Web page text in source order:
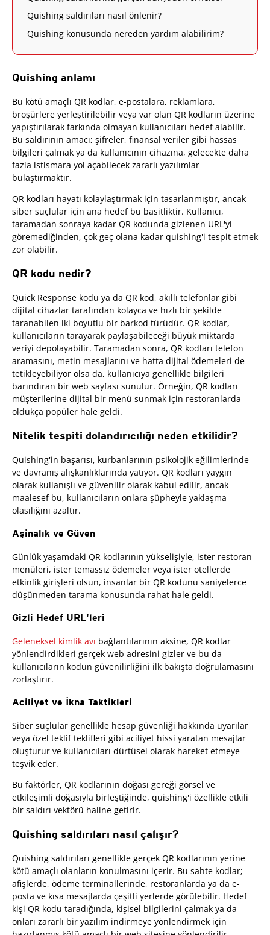
Quishing saldırıları nasıl önlenir?
Quishing konusunda nereden yardım alabilirim?
Quishing anlamı
Bu kötü amaçlı QR kodlar, e-postalara, reklamlara,
broşürlere yerleştirilebilir veya var olan QR kodların üzerine
yapıştırılarak farkında olmayan kullanıcıları hedef alabilir.
Bu saldırının amacı; şifreler, finansal veriler gibi hassas
bilgileri çalmak ya da kullanıcının cihazına, gelecekte daha
fazla istismara yol açabilecek zararlı yazılımlar
bulaştırmaktır.
QR kodları hayatı kolaylaştırmak için tasarlanmıştır, ancak
siber suçlular için ana hedef bu basitliktir. Kullanıcı,
taramadan sonraya kadar QR kodunda gizlenen URL'yi
göremediğinden, çok geç olana kadar quishing'i tespit etmek
zor olabilir.
QR kodu nedir?
Quick Response kodu ya da QR kod, akıllı telefonlar gibi
dijital cihazlar tarafından kolayca ve hızlı bir şekilde
taranabilen iki boyutlu bir barkod türüdür. QR kodlar,
kullanıcıların tarayarak paylaşabileceği büyük miktarda
veriyi depolayabilir. Taramadan sonra, QR kodları telefon
aramasını, metin mesajlarını ve hatta dijital ödemeleri de
tetikleyebiliyor olsa da, kullanıcıya genellikle bilgileri
barındıran bir web sayfası sunulur. Örneğin, QR kodları
müşterilerine dijital bir menü sunmak için restoranlarda
oldukça popüler hale geldi.
Nitelik tespiti dolandırıcılığı neden etkilidir?
Quishing'in başarısı, kurbanlarının psikolojik eğilimlerinde
ve davranış alışkanlıklarında yatıyor. QR kodları yaygın
olarak kullanışlı ve güvenilir olarak kabul edilir, ancak
maalesef bu, kullanıcıların onlara şüpheyle yaklaşma
olasılığını azaltır.
Aşinalık ve Güven
Günlük yaşamdaki QR kodlarının yükselişiyle, ister restoran
menüleri, ister temassız ödemeler veya ister otellerde
etkinlik girişleri olsun, insanlar bir QR kodunu saniyelerce
düşünmeden tarama konusunda rahat hale geldi.
Gizli Hedef URL'leri
Geleneksel kimlik avı bağlantılarının aksine, QR kodlar
yönlendirdikleri gerçek web adresini gizler ve bu da
kullanıcıların kodun güvenilirliğini ilk bakışta doğrulamasını
zorlaştırır.
Aciliyet ve İkna Taktikleri
Siber suçlular genellikle hesap güvenliği hakkında uyarılar
veya özel teklif teklifleri gibi aciliyet hissi yaratan mesajlar
oluşturur ve kullanıcıları dürtüsel olarak hareket etmeye
teşvik eder.
Bu faktörler, QR kodlarının doğası gereği görsel ve
etkileşimli doğasıyla birleştiğinde, quishing'i özellikle etkili
bir saldırı vektörü haline getirir.
Quishing saldırıları nasıl çalışır?
Quishing saldırıları genellikle gerçek QR kodlarının yerine
kötü amaçlı olanların konulmasını içerir. Bu sahte kodlar;
afişlerde, ödeme terminallerinde, restoranlarda ya da e-
posta ve kısa mesajlarda çeşitli yerlerde görülebilir. Hedef
kişi QR kodu taradığında, kişisel bilgilerini çalmak ya da
onları zararlı bir yazılım indirmeye yönlendirmek için